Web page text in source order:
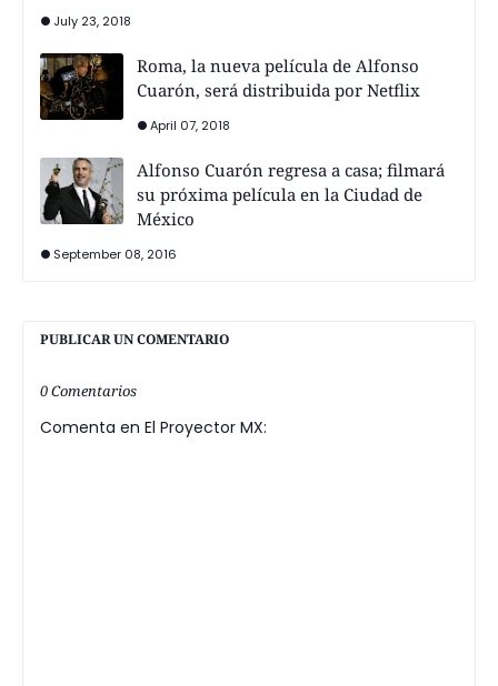
July 23, 2018
Roma, la nueva película de Alfonso
Cuarón, será distribuida por Netflix
April 07, 2018
Alfonso Cuarón regresa a casa; filmará
su próxima película en la Ciudad de
México
September 08, 2016
PUBLICAR UN COMENTARIO
0 Comentarios
Comenta en El Proyector MX: